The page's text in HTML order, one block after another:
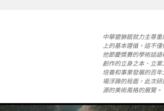
中華貔貅館就力主尊
上的基本遵循，這不
他節慶獎賽的學術話
創作的立身之本、立
培養和事業發展的百
場浮躁的局面，此次
源的美術風格的展覽。